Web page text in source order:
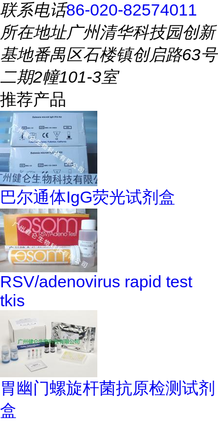
联系电话86-020-82574011
所在地址广州清华科技园创新
基地番禺区石楼镇创启路63号
二期2幢101-3室
推荐产品
巴尔通体IgG荧光试剂盒
RSV/adenovirus rapid test
tkis
胃幽门螺旋杆菌抗原检测试剂
盒